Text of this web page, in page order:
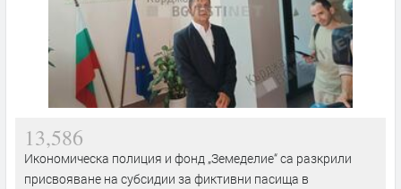
13,586
Икономическа полиция и фонд „Земеделие“ са разкрили
присвояване на субсидии за фиктивни пасища в